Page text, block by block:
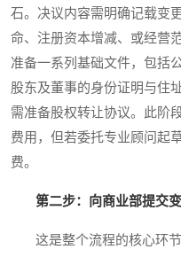
石。决议内容需明确记载变
命、注册资本增减、或经营
准备一系列基础文件，包括
股东及董事的身份证明与住
需准备股权转让协议。此阶
费用，但若委托专业顾问起
费。
第二步：向商业部提交
这是整个流程的核心环节